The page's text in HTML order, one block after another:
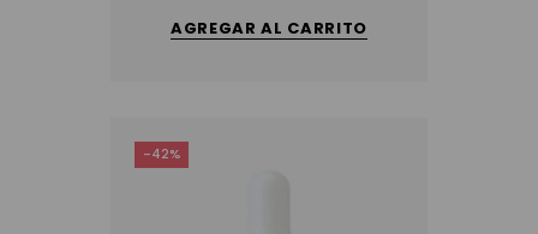
AGREGAR AL CARRITO
-42%